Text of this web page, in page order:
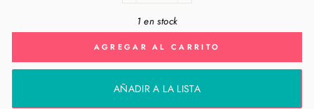
1 en stock
AGREGAR AL CARRITO
AÑADIR A LA LISTA